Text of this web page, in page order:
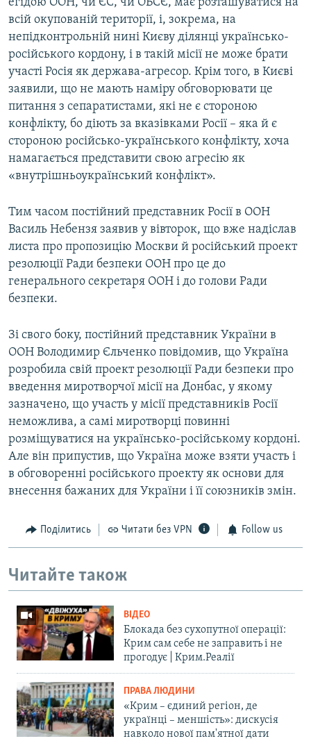
егідою ООН, чи ЄС, чи ОБСЄ, має розташуватися на
всій окупованій території, і, зокрема, на
непідконтрольній нині Києву ділянці українсько-
російського кордону, і в такій місії не може брати
участі Росія як держава-агресор. Крім того, в Києві
заявили, що не мають наміру обговорювати це
питання з сепаратистами, які не є стороною
конфлікту, бо діють за вказівками Росії – яка й є
стороною російсько-українського конфлікту, хоча
намагається представити свою агресію як
«внутрішньоукраїнський конфлікт».
Тим часом постійний представник Росії в ООН
Василь Небензя заявив у вівторок, що вже надіслав
листа про пропозицію Москви й російський проект
резолюції Ради безпеки ООН про це до
генерального секретаря ООН і до голови Ради
безпеки.
Зі свого боку, постійний представник України в
ООН Володимир Єльченко повідомив, що Україна
розробила свій проект резолюції Ради безпеки про
введення миротворчої місії на Донбас, у якому
зазначено, що участь у місії представників Росії
неможлива, а самі миротворці повинні
розміщуватися на українсько-російському кордоні.
Але він припустив, що Україна може взяти участь і
в обговоренні російського проекту як основи для
внесення бажаних для України і її союзників змін.
Поділитись Читати без VPN Follow us
Читайте також
ВІДЕО
Блокада без сухопутної операції:
Крим сам себе не заправить і не
прогодує | Крим.Реалії
ПРАВА ЛЮДИНИ
«Крим – єдиний регіон, де
українці – меншість»: дискусія
навколо нової пам'ятної дати